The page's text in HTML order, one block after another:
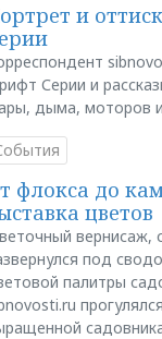
и
Серии и
дыма, моторов и
флокса до
цветов
вернисаж,
под
палитры